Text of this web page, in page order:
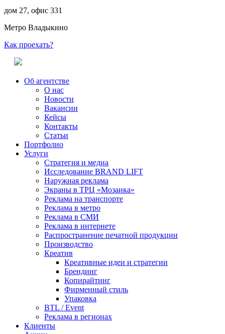
дом 27, офис 331
Метро Владыкино
Как проехать?
Об агентстве
О нас
Новости
Вакансии
Кейсы
Контакты
Статьи
Портфолио
Услуги
Стратегия и медиа
Исследование BRAND LIFT
Наружная реклама
Экраны в ТРЦ «Мозаика»
Реклама на транспорте
Реклама в метро
Реклама в СМИ
Реклама в интернете
Распространение печатной продукции
Производство
Креатив
Креативные идеи и стратегии
Брендинг
Копирайтинг
Фирменный стиль
Упаковка
BTL / Event
Реклама в регионах
Клиенты